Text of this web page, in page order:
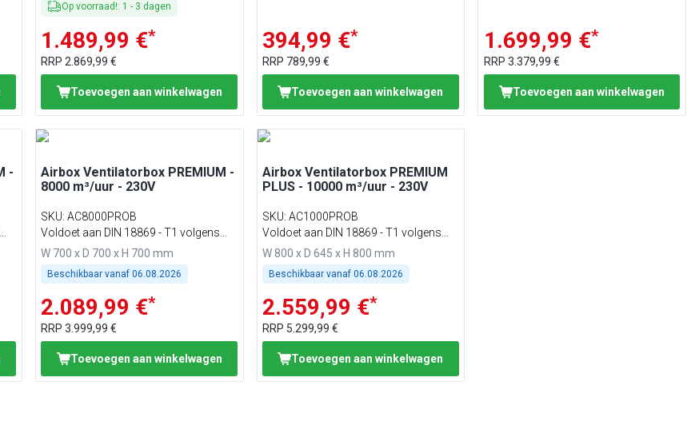
Op voorraad!: 1 - 3 dagen
1.489,99 €*
RRP2.869,99 €
Toevoegen aan winkelwagen
394,99 €*
RRP 789,99 €
Toevoegen aan winkelwagen
1.699,99 €*
RRP 3.379,99 €
Toevoegen aan winkelwagen
-
Airbox Ventilatorbox PREMIUM -
8000 m³/uur - 230V
SKU:AC8000PROB
Voldoet aan DIN 18869 - T1 volgens
VDI 2052
W 700 x D 700 x H 700 mm
Beschikbaar vanaf06.08.2026
2.089,99 €*
RRP3.999,99 €
Toevoegen aan winkelwagen
Airbox Ventilatorbox PREMIUM
PLUS - 10000 m³/uur - 230V
SKU:AC1000PROB
Voldoet aan DIN 18869 - T1 volgens
VDI 2052
W 800 x D 645 x H 800 mm
Beschikbaar vanaf06.08.2026
2.559,99 €*
RRP 5.299,99 €
Toevoegen aan winkelwagen